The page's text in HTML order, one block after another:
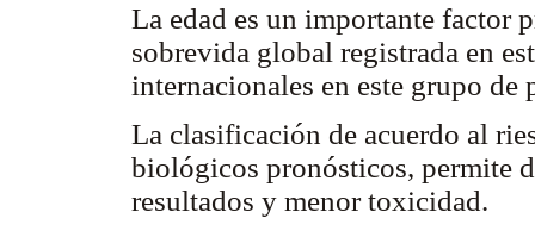
La edad es un importante factor
sobrevida global registrada en
internacionales en este grupo de
La clasificación de acuerdo al
biológicos pronósticos, permite
resultados y menor toxicidad.